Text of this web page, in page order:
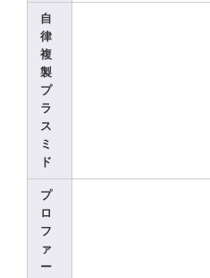
自
律
複
製
プ
ラ
ス
ミ
ド
プ
ロ
フ
ァ
ー